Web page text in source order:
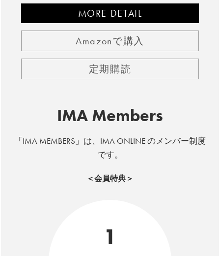
MORE DETAIL
Amazonで購入
定期購読
IMA Members
「IMA MEMBERS」は、IMA ONLINE のメンバー制度
です。
＜会員特典＞
1